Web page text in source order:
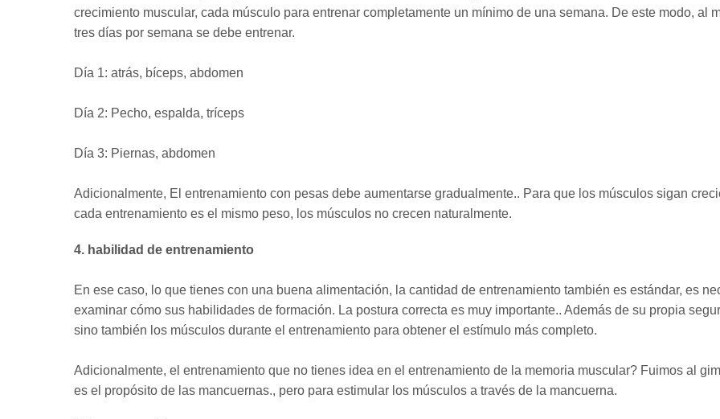
crecimiento muscular, cada músculo para entrenar completamente un mínimo de una semana. De este modo, al
tres días por semana se debe entrenar.
Día 1: atrás, bíceps, abdomen
Día 2: Pecho, espalda, tríceps
Día 3: Piernas, abdomen
Adicionalmente, El entrenamiento con pesas debe aumentarse gradualmente.. Para que los músculos sigan
cada entrenamiento es el mismo peso, los músculos no crecen naturalmente.
4. habilidad de entrenamiento
En ese caso, lo que tienes con una buena alimentación, la cantidad de entrenamiento también es estándar, es
examinar cómo sus habilidades de formación. La postura correcta es muy importante.. Además de su propia
sino también los músculos durante el entrenamiento para obtener el estímulo más completo.
Adicionalmente, el entrenamiento que no tienes idea en el entrenamiento de la memoria muscular? Fuimos al
es el propósito de las mancuernas., pero para estimular los músculos a través de la mancuerna.